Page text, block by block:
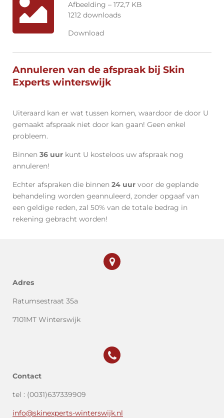
Afbeelding – 172,7 KB
1212 downloads
Download
Annuleren van de afspraak bij Skin
Experts winterswijk
Uiteraard kan er wat tussen komen, waardoor de door U
gemaakt afspraak niet door kan gaan! Geen enkel
probleem.
Binnen 36 uur kunt U kosteloos uw afspraak nog
annuleren!
Echter afspraken die binnen 24 uur voor de geplande
behandeling worden geannuleerd, zonder opgaaf van
een geldige reden, zal 50% van de totale bedrag in
rekening gebracht worden!
Adres
Ratumsestraat 35a
7101MT Winterswijk
Contact
tel : (0031)637339909
info@skinexperts-winterswijk.nl